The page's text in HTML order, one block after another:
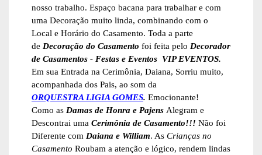
nosso trabalho. Espaço bacana para trabalhar e com
uma Decoração muito linda, combinando com o
Local e Horário do Casamento. Toda a parte
de Decoração do Casamento foi feita pelo Decorador
de Casamentos - Festas e Eventos VIP EVENTOS.
Em sua Entrada na Cerimônia, Daiana, Sorriu muito,
acompanhada dos Pais, ao som da
ORQUESTRA LIGIA GOMES. Emocionante!
Como as Damas de Honra e Pajens Alegram e
Descontrai uma Cerimônia de Casamento!!! Não foi
Diferente com Daiana e William. As Crianças no
Casamento Roubam a atenção e lógico, rendem lindas